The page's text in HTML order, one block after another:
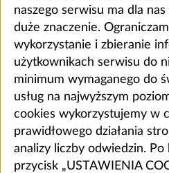
naszego serwisu ma dla
duże znaczenie.
wykorzystanie i zbieranie
użytkownikach serwisu do
minimum wymaganego do
usług na najwyższym
cookies wykorzystujemy w
prawidłowego działania
analizy liczby odwiedzin.
przycisk „USTAWIENIA